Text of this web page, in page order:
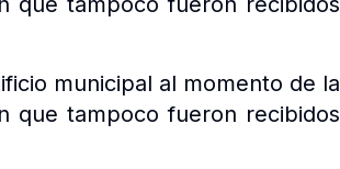
municipal al momento de la
que tampoco fueron recibidos